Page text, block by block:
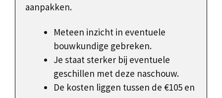
aanpakken.
Meteen inzicht in eventuele
bouwkundige gebreken.
Je staat sterker bij eventuele
geschillen met deze naschouw.
De kosten liggen tussen de €105 en